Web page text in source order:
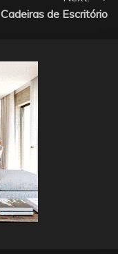
Cadeiras de Escritório